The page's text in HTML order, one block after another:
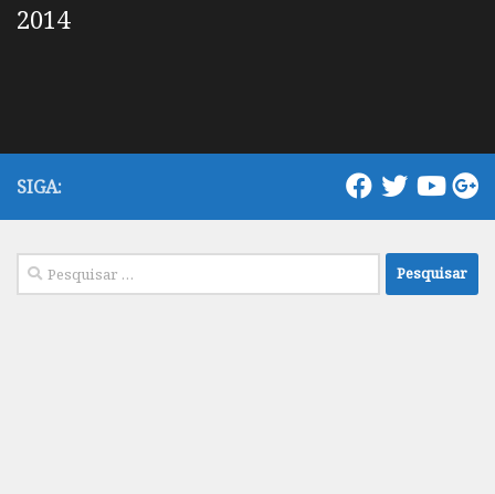
2014
SIGA:
Pesquisar
por: